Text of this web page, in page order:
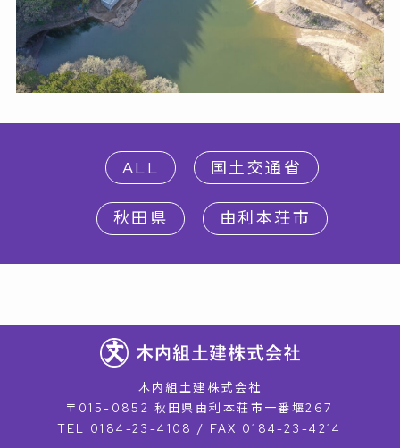
ALL 国土交通省
秋田県 由利本荘市
木内組土建株式会社
〒015-0852 秋田県由利本荘市一番堰267
TEL 0184-23-4108 / FAX 0184-23-4214